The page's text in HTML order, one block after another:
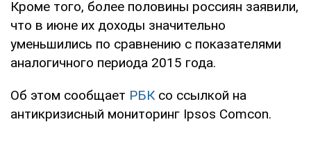
Кроме того, более половины россиян заявили,
что в июне их доходы значительно
уменьшились по сравнению с показателями
аналогичного периода 2015 года.
Об этом сообщает РБКсо ссылкой на
антикризисный мониторинг Ipsos Comcon.